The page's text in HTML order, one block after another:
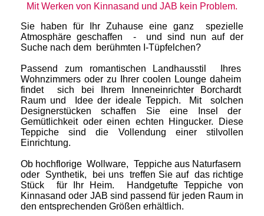
Mit Werken von Kinnasand und JAB kein Problem.
Sie haben für Ihr Zuhause eine ganz spezielle
Atmosphäre geschaffen - und sind nun auf der
Suche nach dem berühmten I-Tüpfelchen?
Passend zum romantischen Landhausstil Ihres
Wohnzimmers oder zu Ihrer coolen Lounge daheim
findet sich bei Ihrem Inneneinrichter Borchardt
Raum und Idee der ideale Teppich. Mit solchen
Designerstücken schaffen Sie eine Insel der
Gemütlichkeit oder einen echten Hingucker. Diese
Teppiche sind die Vollendung einer stilvollen
Einrichtung.
Ob hochflorige Wollware, Teppiche aus Naturfasern
oder Synthetik, bei uns treffen Sie auf das richtige
Stück für Ihr Heim. Handgetufte Teppiche von
Kinnasand oder JAB sind passend für jeden Raum in
den entsprechenden Größen erhältlich.